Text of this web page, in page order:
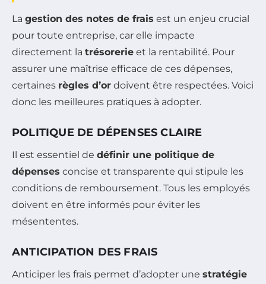
La gestion des notes de frais est un enjeu crucial
pour toute entreprise, car elle impacte
directement la trésorerie et la rentabilité. Pour
assurer une maîtrise efficace de ces dépenses,
certaines règles d’or doivent être respectées. Voici
donc les meilleures pratiques à adopter.
POLITIQUE DE DÉPENSES CLAIRE
Il est essentiel de définir une politique de
dépenses concise et transparente qui stipule les
conditions de remboursement. Tous les employés
doivent en être informés pour éviter les
mésententes.
ANTICIPATION DES FRAIS
Anticiper les frais permet d’adopter une stratégie